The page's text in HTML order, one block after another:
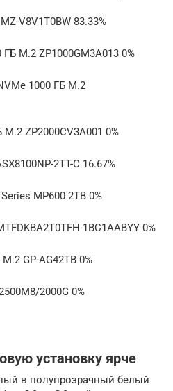
V8V1T0BW 83.33%
M.2 ZP1000GM3A013 0%
1000 ГБ M.2
ZP2000CV3A001 0%
2TT-C 16.67%
MP600 2TB 0%
1BC1AABYY 0%
GP-AG42TB 0%
2000G 0%
установку ярче
в полупрозрачный белый